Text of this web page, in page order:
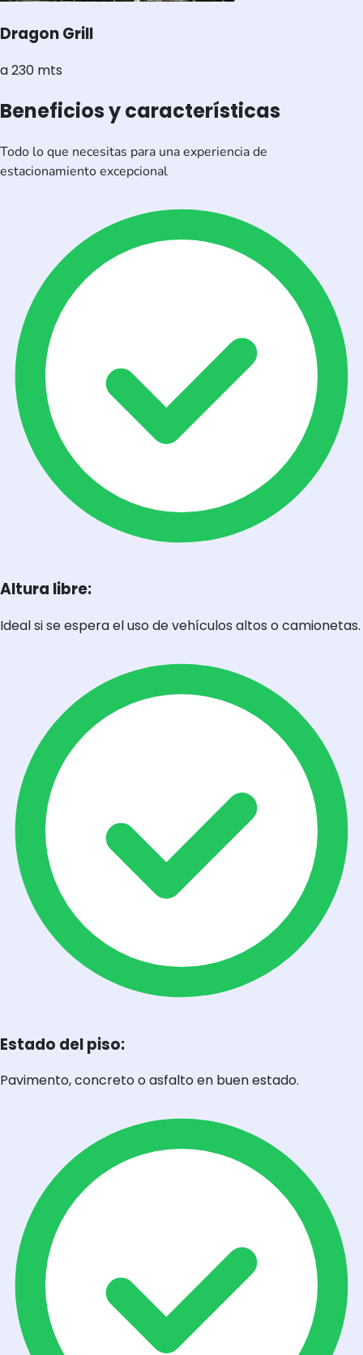
Dragon Grill
a 230 mts
Beneficios y características
Todo lo que necesitas para una experiencia de
estacionamiento excepcional
Altura libre:
Ideal si se espera el uso de vehículos altos o camionetas.
Estado del piso:
Pavimento, concreto o asfalto en buen estado.